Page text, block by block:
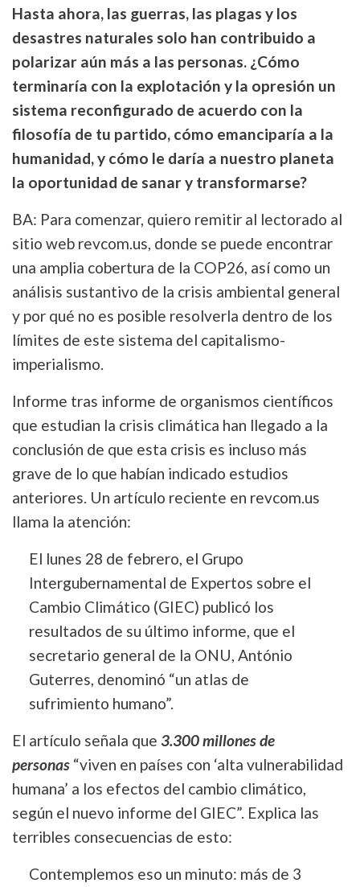
Hasta ahora, las guerras, las plagas y los
desastres naturales solo han contribuido a
polarizar aún más a las personas. ¿Cómo
terminaría con la explotación y la opresión un
sistema reconfigurado de acuerdo con la
filosofía de tu partido, cómo emanciparía a la
humanidad, y cómo le daría a nuestro planeta
la oportunidad de sanar y transformarse?
BA: Para comenzar, quiero remitir al lectorado al
sitio web revcom.us, donde se puede encontrar
una amplia cobertura de la COP26, así como un
análisis sustantivo de la crisis ambiental general
y por qué no es posible resolverla dentro de los
límites de este sistema del capitalismo-
imperialismo.
Informe tras informe de organismos científicos
que estudian la crisis climática han llegado a la
conclusión de que esta crisis es incluso más
grave de lo que habían indicado estudios
anteriores. Un artículo reciente en revcom.us
llama la atención:
El lunes 28 de febrero, el Grupo
Intergubernamental de Expertos sobre el
Cambio Climático (GIEC) publicó los
resultados de su último informe, que el
secretario general de la ONU, António
Guterres, denominó “un atlas de
sufrimiento humano”.
El artículo señala que 3.300 millones de
personas “viven en países con ‘alta vulnerabilidad
humana’ a los efectos del cambio climático,
según el nuevo informe del GIEC”. Explica las
terribles consecuencias de esto:
Contemplemos eso un minuto: más de 3